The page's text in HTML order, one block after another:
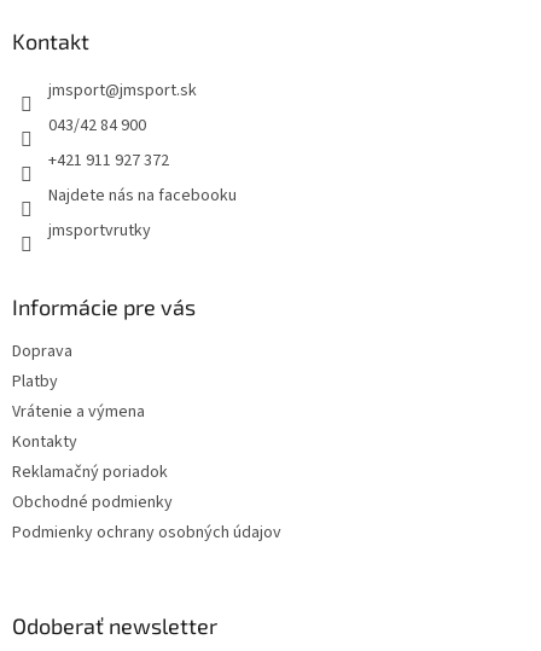
Kontakt
jmsport@jmsport.sk
043/42 84 900
+421 911 927 372
Najdete nás na facebooku
jmsportvrutky
Informácie pre vás
Doprava
Platby
Vrátenie a výmena
Kontakty
Reklamačný poriadok
Obchodné podmienky
Podmienky ochrany osobných údajov
Odoberať newsletter